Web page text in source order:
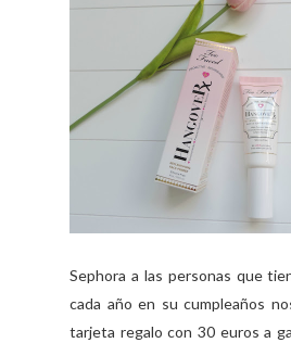
Sephora a las personas que
cada año en su cumpleaños
tarjeta regalo con 30 euros a